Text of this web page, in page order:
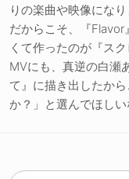
りの楽曲や映像になり
だからこそ、『
くて作ったのが『ス
MVにも、真逆の白瀬
て』に描き出したか
か？」と選んでほし